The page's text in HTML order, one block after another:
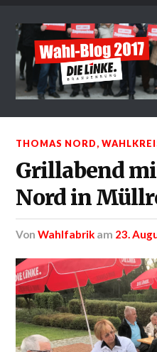
THOMAS NORD,
Grillabend
Nord in
vonWahlfabrik am 23.